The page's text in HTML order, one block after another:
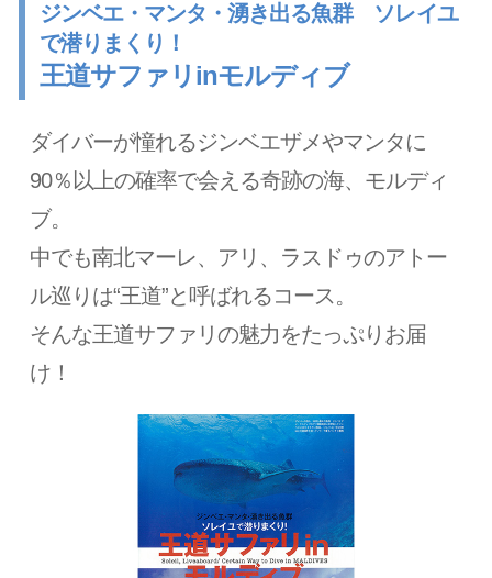
ジンベエ・マンタ・湧き出る魚群 ソレイユ
で潜りまくり！
王道サファリinモルディブ
ダイバーが憧れるジンベエザメやマンタに
90％以上の確率で会える奇跡の海、モルディ
ブ。
中でも南北マーレ、アリ、ラスドゥのアトー
ル巡りは“王道”と呼ばれるコース。
そんな王道サファリの魅力をたっぷりお届
け！